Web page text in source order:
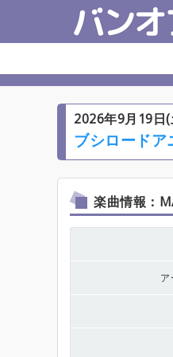
2026年9月19日
ブシロード
楽曲情報：
ア